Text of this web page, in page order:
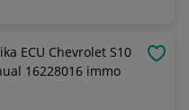
ECU Chevrolet S10
16228016 immo